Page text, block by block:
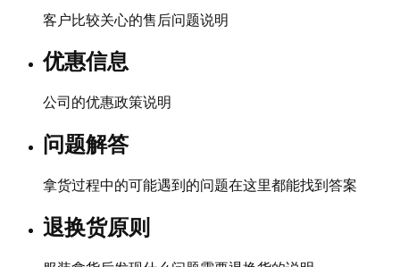
客户比较关心的售后问题说明
优惠信息
公司的优惠政策说明
问题解答
拿货过程中的可能遇到的问题在这里都能找到答案
退换货原则